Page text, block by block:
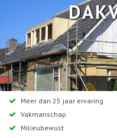
Dakramen
Projecten
Contact
Meer dan 25 jaar ervaring
Vakmanschap
Milieubewust